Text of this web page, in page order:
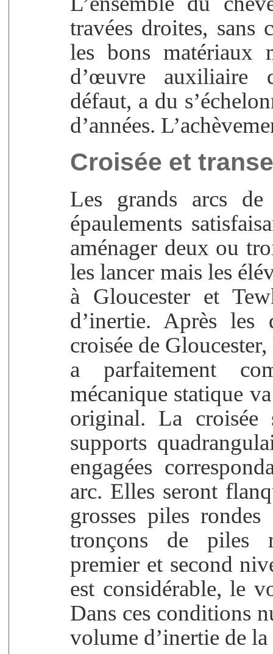
travées droites,
les bons matériaux
d’œuvre auxiliaire
défaut, a du
d’années.
Croisée et
Les grands arcs de
épaulements
aménager deux ou
les lancer mais les
à Gloucester et
d’inertie. Après les
croisée de
a parfaitement
mécanique statique
original. La croisée
supports
engagées
arc. Elles seront
grosses piles
tronçons de piles
premier et second
est considérable, le
Dans ces conditions
volume d’inertie de